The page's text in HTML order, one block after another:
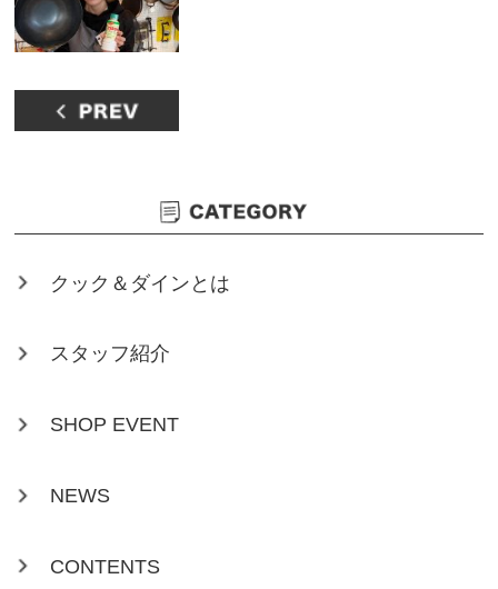
クック＆ダインとは
スタッフ紹介
SHOP EVENT
NEWS
CONTENTS